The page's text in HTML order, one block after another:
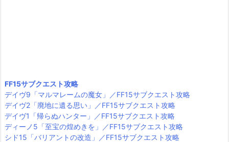
FF15サブクエスト攻略
デイヴ9「マルマレームの魔女」／FF15サブクエスト攻略
デイヴ2「廃地に遺る思い」／FF15サブクエスト攻略
デイヴ1「帰らぬハンター」／FF15サブクエスト攻略
ディーノ5「至宝の煌めきを」／FF15サブクエスト攻略
シド15「バリアントの改造」／FF15サブクエスト攻略